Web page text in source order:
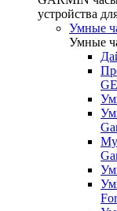
устройства
Умные
Умные